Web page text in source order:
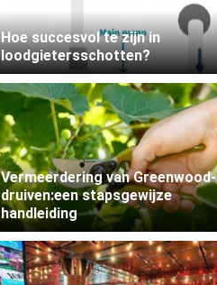
Hoe succesvol te zijn in
loodgietersschotten?
Vermeerdering van Greenwood-
druiven:een stapsgewijze
handleiding